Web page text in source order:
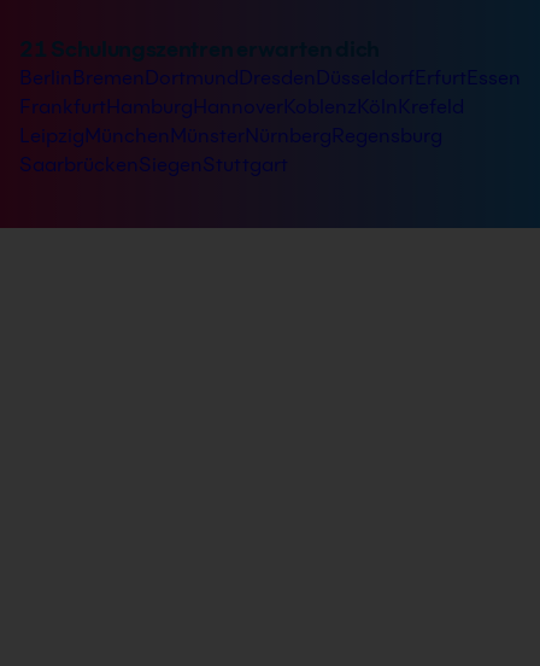
21 Schulungszentren erwarten dich
Berlin Bremen Dortmund ErfurtEssen
FrankfurtHamburgHannover
Krefeld
LeipzigMünchen Münster
SaarbrückenSiegen Stuttgart